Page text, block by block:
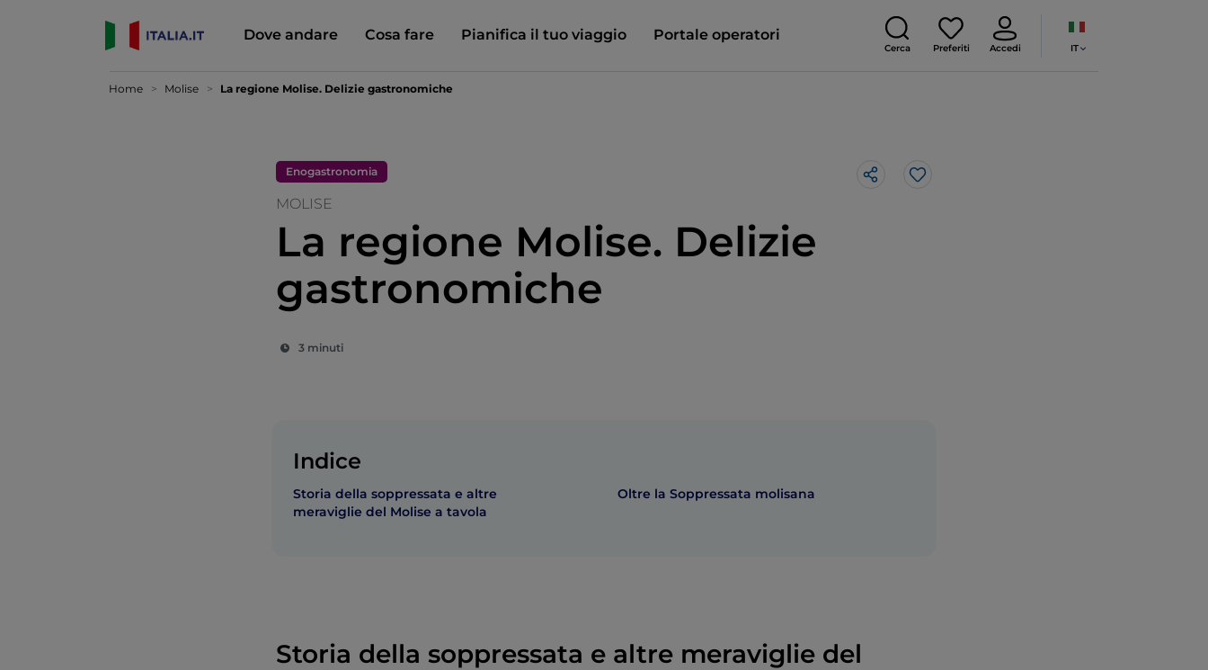
Dove andare Cosa fare Pianifica il tuo viaggio Portale operatori
Cerca Preferiti Accedi IT
Home Molise La regione Molise. Delizie gastronomiche
Enogastronomia
MOLISE
La regione Molise. Delizie
gastronomiche
3 minuti
Like
Indice
Storia della soppressata e altre
meraviglie del Molise a tavola
Oltre la Soppressata molisana
Storia della soppressata e altre meraviglie del